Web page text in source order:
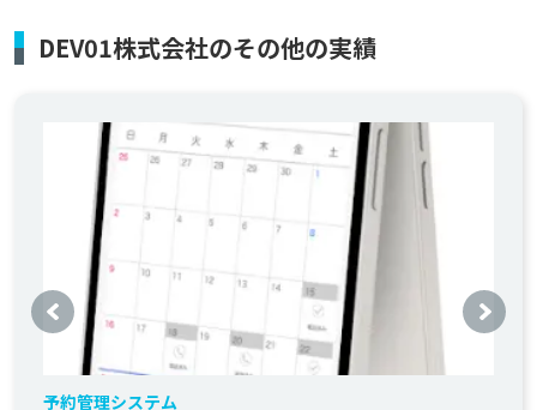
DEV01株式会社のその他の実績
予約管理システム